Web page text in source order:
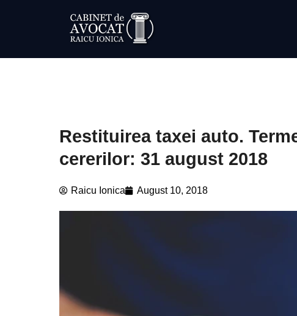
Restituirea taxei auto.
cererilor: 31 august 2018
Raicu Ionica August 10, 2018